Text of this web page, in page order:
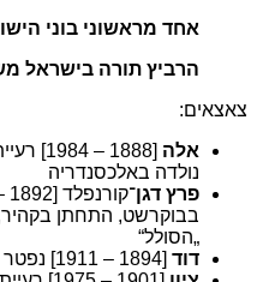
אחד מראשוני בוני
הרביץ תורה בישראל
צאצאים:
אלה [1888 – 1984] רעיית
נולדה באלכסנדריה
פרץ דגן־קורנפלד [1892 – 1963] רעייתו
בבוקרשט, התחתן
„הסולל“
דוד [1894 – 1911] נפטר בדרך לבירות לריפוי שחפת